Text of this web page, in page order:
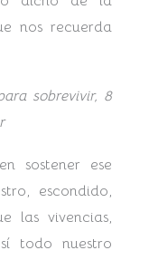
nos recuerda
sobrevivir, 8
sostener ese
escondido,
las vivencias,
todo nuestro